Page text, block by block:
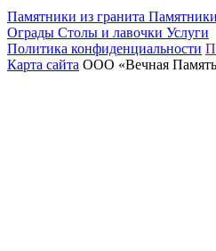
Памятники из гранита
Ограды Столы и лавочки Услуги
Политика конфиденциальности
Карта сайта ООО «Вечная